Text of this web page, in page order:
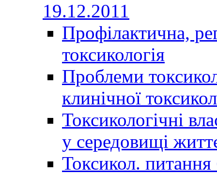
19.12.2011
Профілактична,
токсикологія
Проблеми
клинічної
Токсикологічні
у середовищі
Токсикол. питання